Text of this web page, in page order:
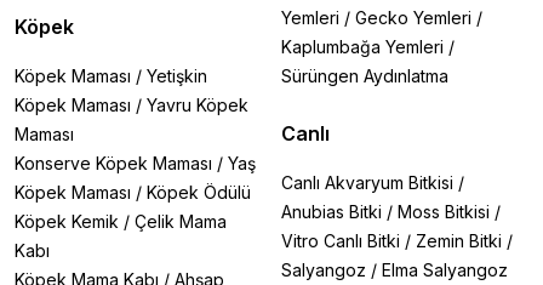
Köpek
Köpek Maması / Yetişkin
Köpek Maması / Yavru Köpek
Maması
Konserve Köpek Maması / Yaş
Köpek Maması / Köpek Ödülü
Köpek Kemik / Çelik Mama
Kabı
Köpek Mama Kabı / Ahşap
Yemleri / Gecko Yemleri /
Kaplumbağa Yemleri /
Sürüngen Aydınlatma
Canlı
Canlı Akvaryum Bitkisi /
Anubias Bitki / Moss Bitkisi /
Vitro Canlı Bitki / Zemin Bitki /
Salyangoz / Elma Salyangoz